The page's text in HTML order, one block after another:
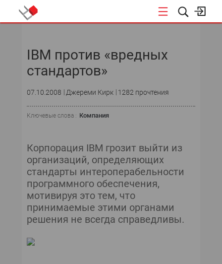
ПОДПИСКА
ТЕКУЩИЙ НОМЕР
IBM против «вредных
стандартов»
07.10.2008 Джереми Кирк 1282 прочтения
Ключевые слова : Компания
Корпорация IBM грозит выйти из
организаций, определяющих
стандарты интероперабельности
программного обеспечения,
мотивируя это тем, что
принимаемые этими органами
решения не всегда справедливы.